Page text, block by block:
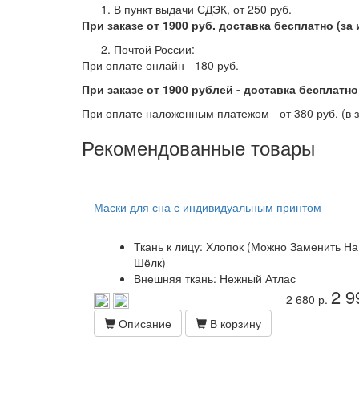
В пункт выдачи СДЭК, от 250 руб. ­­­­­­­­­­­­­­­­
При заказе от 1900 руб. доставка бесплатно
Почтой России:
При оплате онлайн - 180 руб.
При заказе от 1900 рублей - доставка
При оплате наложенным платежом - от 380 руб. (в
Рекомендованные товары
Маски для сна с индивидуальным принтом
Ткань к лицу: Хлопок (Можно Заменить На
Шёлк)
Внешняя ткань: Нежный Атлас
2 680 р. 2
Описание В корзину